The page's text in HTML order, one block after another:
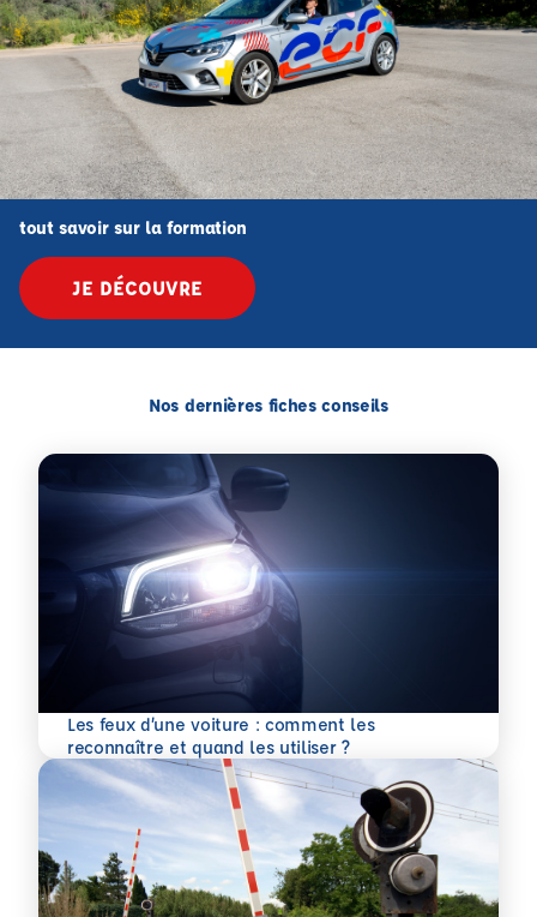
tout savoir sur la formation
JE DÉCOUVRE
Nos dernières fiches conseils
Les feux d’une voiture : comment les
reconnaître et quand les utiliser ?
En savoir plus